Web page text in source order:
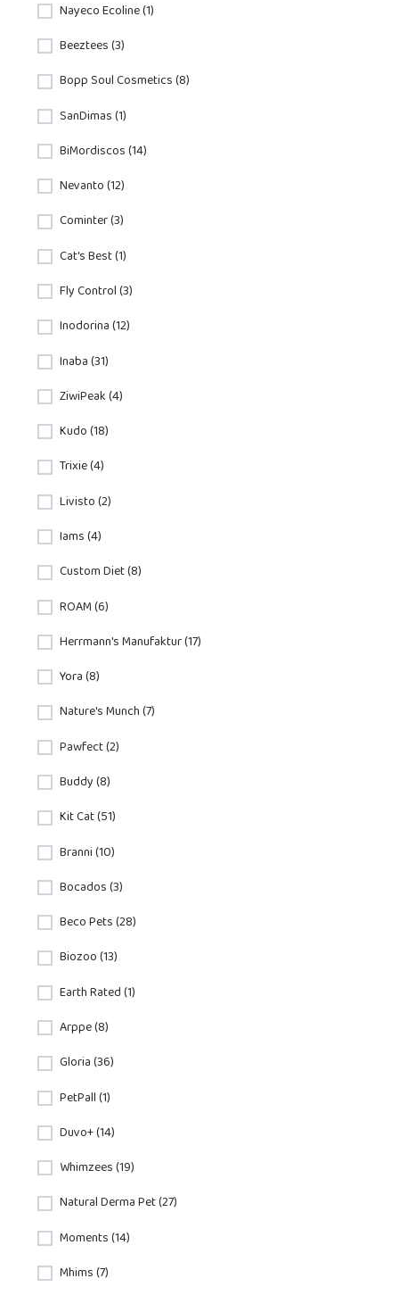
Nayeco Ecoline (1)
Beeztees (3)
Bopp Soul Cosmetics (8)
SanDimas (1)
BiMordiscos (14)
Nevanto (12)
Cominter (3)
Cat's Best (1)
Fly Control (3)
Inodorina (12)
Inaba (31)
ZiwiPeak (4)
Kudo (18)
Trixie (4)
Livisto (2)
Iams (4)
Custom Diet (8)
ROAM (6)
Herrmann's Manufaktur (17)
Yora (8)
Nature's Munch (7)
Pawfect (2)
Buddy (8)
Kit Cat (51)
Branni (10)
Bocados (3)
Beco Pets (28)
Biozoo (13)
Earth Rated (1)
Arppe (8)
Gloria (36)
PetPall (1)
Duvo+ (14)
Whimzees (19)
Natural Derma Pet (27)
Moments (14)
Mhims (7)